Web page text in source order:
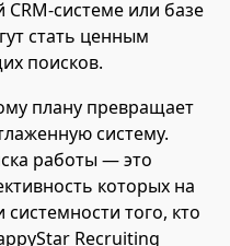
системе или базе
стать ценным
поисков.
плану превращает
систему.
работы — это
которых на
системности того, кто
Recruiting